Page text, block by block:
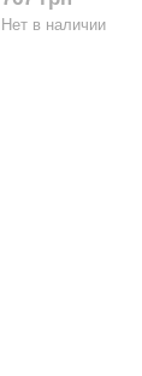
Нет в наличии